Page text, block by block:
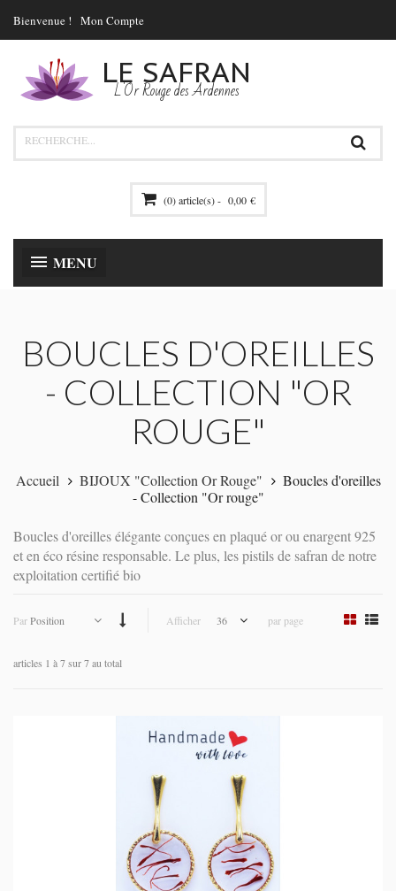
Bienvenue ! Mon Compte
LE SAFRAN
L'Or Rouge des Ardennes
(0) article(s) - 0,00 €
MENU
BOUCLES D'OREILLES
- COLLECTION "OR
ROUGE"
Accueil BIJOUX "Collection Or Rouge"
Boucles d'oreilles
- Collection "Or rouge"
Boucles d'oreilles élégante conçues en plaqué or ou enargent 925
et en éco résine responsable. Le plus, les pistils de safran de notre
exploitation certifié bio
ParPosition Afficher 36 par page
articles 1 à 7 sur 7 au total